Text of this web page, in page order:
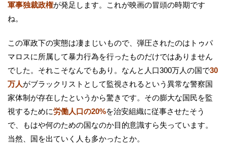
軍事独裁政権が発足します。これが映画の冒頭の時期です
ね。
この軍政下の実態は凄まじいもので、弾圧されたのはトゥパ
マロスに所属して暴力行為を行ったものだけではありません
でした。それこそなんでもあり。なんと人口300万人の国で30
万人がブラックリストとして監視されるという異常な警察国
家体制が存在したというから驚きです。その膨大な国民を監
視するために労働人口の20%を治安組織に従事させたそう
で、もはや何のための国なのか目的意識すら失っています。
当然、国を出ていく人も多かったとか。